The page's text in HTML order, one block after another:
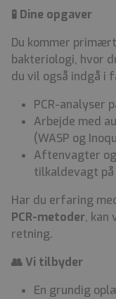
🧪 Dine opgaver
Du kommer
bakteriologi, hvor
du vil også indgå i
PCR-analyser
Arbejde med
(WASP og
Aftenvagter
tilkaldevagt
Har du erfaring
PCR-metoder, kan
retning.
👥 Vi tilbyder
En grundig